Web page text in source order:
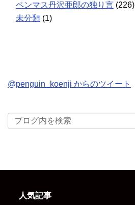
ペンマス丹沢亜郎の独り言 (226)
未分類 (1)
@penguin_koenji からのツイート
人気記事